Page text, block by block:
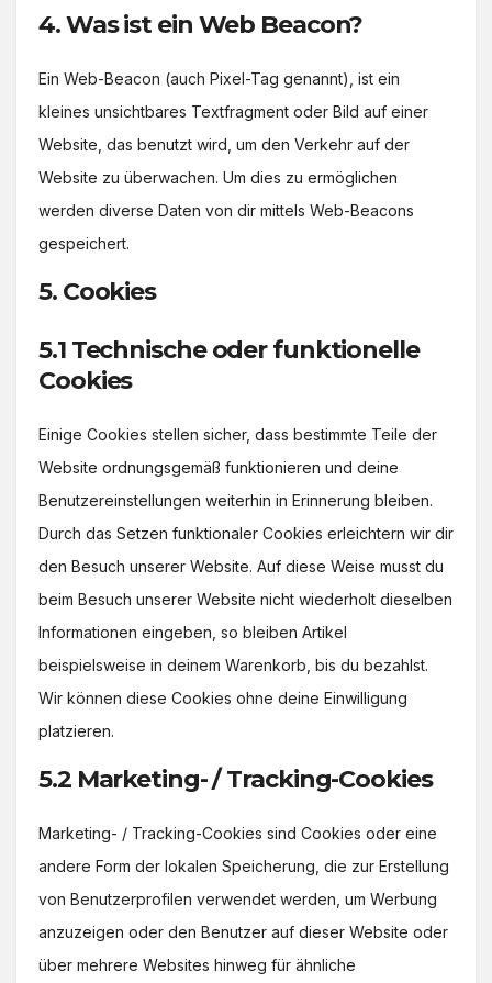
4. Was ist ein Web Beacon?
Ein Web-Beacon (auch Pixel-Tag genannt), ist ein
kleines unsichtbares Textfragment oder Bild auf einer
Website, das benutzt wird, um den Verkehr auf der
Website zu überwachen. Um dies zu ermöglichen
werden diverse Daten von dir mittels Web-Beacons
gespeichert.
5. Cookies
5.1 Technische oder funktionelle
Cookies
Einige Cookies stellen sicher, dass bestimmte Teile der
Website ordnungsgemäß funktionieren und deine
Benutzereinstellungen weiterhin in Erinnerung bleiben.
Durch das Setzen funktionaler Cookies erleichtern wir dir
den Besuch unserer Website. Auf diese Weise musst du
beim Besuch unserer Website nicht wiederholt dieselben
Informationen eingeben, so bleiben Artikel
beispielsweise in deinem Warenkorb, bis du bezahlst.
Wir können diese Cookies ohne deine Einwilligung
platzieren.
5.2 Marketing- / Tracking-Cookies
Marketing- / Tracking-Cookies sind Cookies oder eine
andere Form der lokalen Speicherung, die zur Erstellung
von Benutzerprofilen verwendet werden, um Werbung
anzuzeigen oder den Benutzer auf dieser Website oder
über mehrere Websites hinweg für ähnliche